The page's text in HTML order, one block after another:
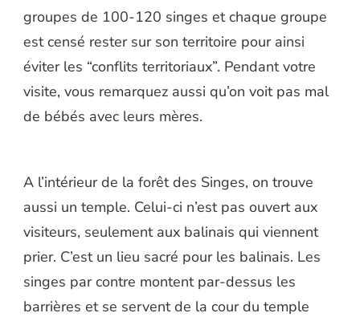
groupes de 100-120 singes et chaque groupe
est censé rester sur son territoire pour ainsi
éviter les “conflits territoriaux”. Pendant votre
visite, vous remarquez aussi qu’on voit pas mal
de bébés avec leurs mères.
A l’intérieur de la forêt des Singes, on trouve
aussi un temple. Celui-ci n’est pas ouvert aux
visiteurs, seulement aux balinais qui viennent
prier. C’est un lieu sacré pour les balinais. Les
singes par contre montent par-dessus les
barrières et se servent de la cour du temple